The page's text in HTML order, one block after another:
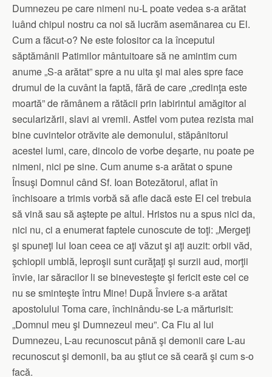
Dumnezeu pe care nimeni nu-L poate vedea s-a arătat
luând chipul nostru ca noi să lucrăm asemănarea cu El.
Cum a făcut-o? Ne este folositor ca la începutul
săptămânii Patimilor mântuitoare să ne amintim cum
anume „S-a arătat” spre a nu uita şi mai ales spre face
drumul de la cuvânt la faptă, fără de care „credinţa este
moartă” de rămânem a rătăcii prin labirintul amăgitor al
secularizării, slavi ai vremii. Astfel vom putea rezista mai
bine cuvintelor otrăvite ale demonului, stăpânitorul
acestei lumi, care, dincolo de vorbe deşarte, nu poate pe
nimeni, nici pe sine. Cum anume s-a arătat o spune
Însuşi Domnul când Sf. Ioan Botezătorul, aflat în
închisoare a trimis vorbă să afle dacă este El cel trebuia
să vină sau să aştepte pe altul. Hristos nu a spus nici da,
nici nu, ci a enumerat faptele cunoscute de toţi: „Mergeţi
şi spuneţi lui Ioan ceea ce aţi văzut şi aţi auzit: orbii văd,
şchiopii umblă, leproşii sunt curăţaţi şi surzii aud, morţii
învie, iar săracilor li se binevesteşte şi fericit este cel ce
nu se sminteşte întru Mine! După Înviere s-a arătat
apostolului Toma care, închinându-se L-a mărturisit:
„Domnul meu şi Dumnezeul meu”. Ca Fiu al lui
Dumnezeu, L-au recunoscut până şi demonii care L-au
recunoscut şi demonii, ba au ştiut ce să ceară şi cum s-o
facă.